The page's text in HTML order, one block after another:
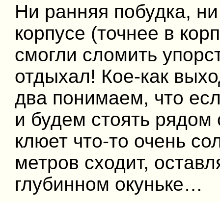
Ни ранняя побудка,
корпусе (точнее в
смогли сломить
отдыхал! Кое-как
два понимаем, что
и будем стоять
клюет что-то очень
метров сходит,
глубинном окуньке…